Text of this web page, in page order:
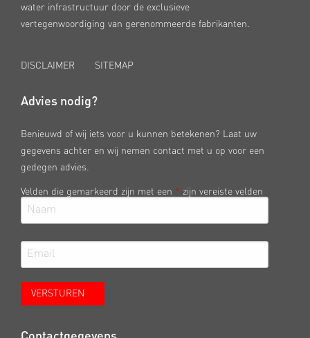
water infrastructuur door de exclusieve
vertegenwoordiging van gerenommeerde fabrikanten.
DISCLAIMER SITEMAP
Advies nodig?
Benieuwd of wij iets voor u kunnen betekenen? Laat uw
gegevens achter en wij nemen contact met u op voor een
gedegen advies.
Velden die gemarkeerd zijn met een * zijn vereiste velden
Contactgegevens